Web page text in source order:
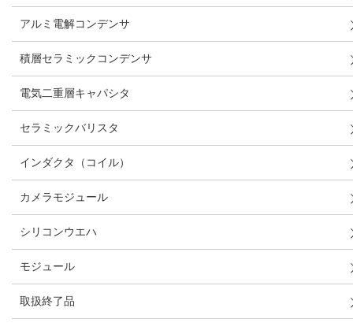
アルミ電解コンデンサ
積層セラミックコンデンサ
電気二重層キャパシタ
セラミックバリスタ
インダクタ（コイル）
カメラモジュール
シリコンウエハ
モジュール
取扱終了品